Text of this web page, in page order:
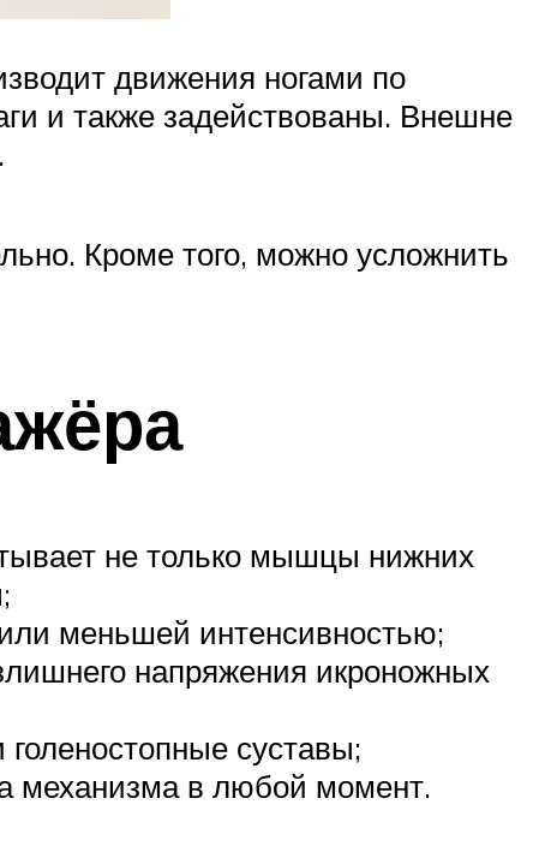
движения ногами по
и также задействованы. Внешне
Кроме того, можно усложнить
не только мышцы нижних
меньшей интенсивностью;
напряжения икроножных
суставы;
механизма в любой момент.